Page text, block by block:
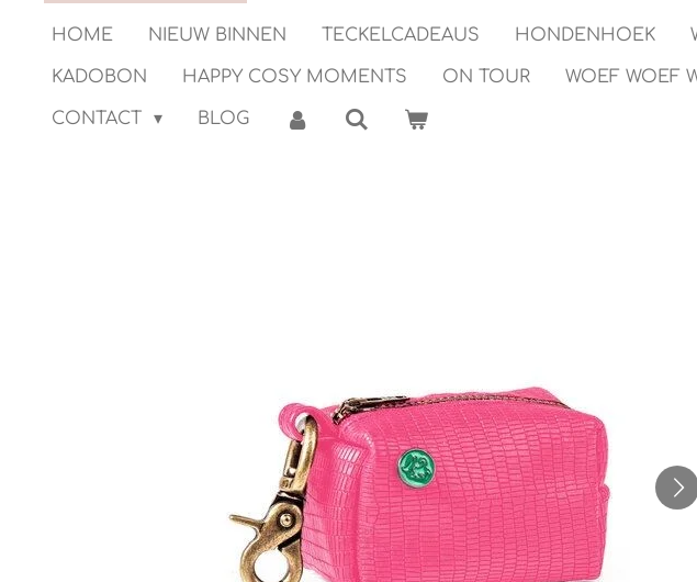
HOME NIEUW BINNEN TECKELCADEAUS HONDENHOEK
KADOBON HAPPY COSY MOMENTS ON TOUR WOEF WOEF
CONTACT BLOG